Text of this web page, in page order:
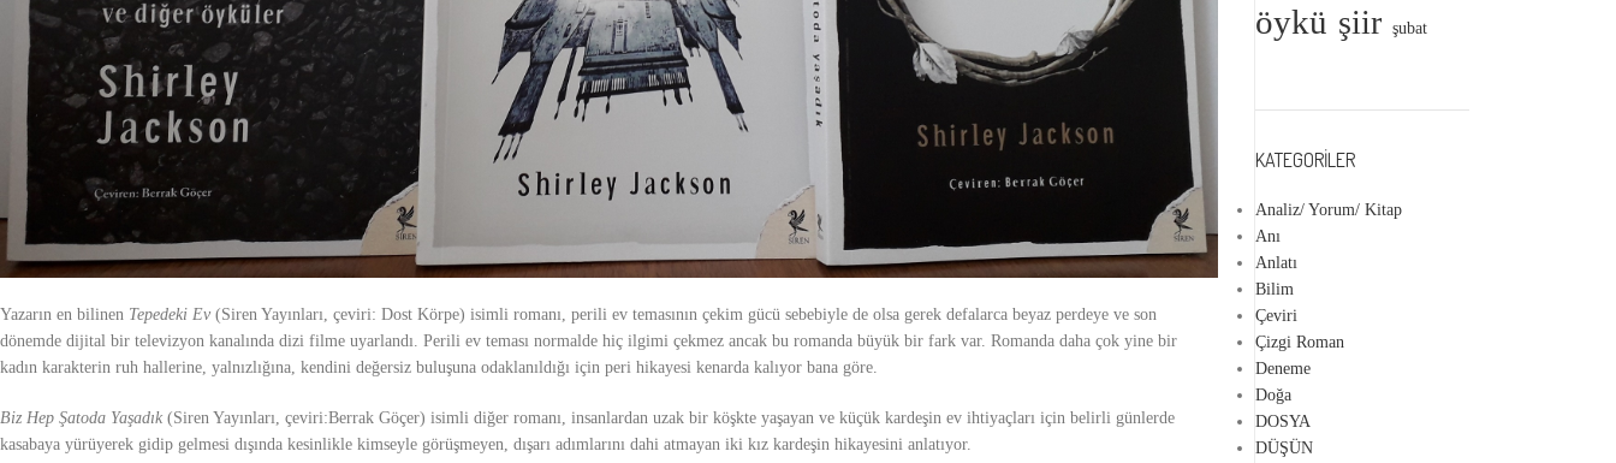
Yazarın en bilinen Tepedeki Ev (Siren Yayınları, çeviri: Dost Körpe) isimli romanı, perili ev temasının çekim gücü sebebiyle de olsa gerek defalarca beyaz perdeye ve son
dönemde dijital bir televizyon kanalında dizi filme uyarlandı. Perili ev teması normalde hiç ilgimi çekmez ancak bu romanda büyük bir fark var. Romanda daha çok yine bir
kadın karakterin ruh hallerine, yalnızlığına, kendini değersiz buluşuna odaklanıldığı için peri hikayesi kenarda kalıyor bana göre.
Biz Hep Şatoda Yaşadık (Siren Yayınları, çeviri:Berrak Göçer) isimli diğer romanı, insanlardan uzak bir köşkte yaşayan ve küçük kardeşin ev ihtiyaçları için belirli günlerde
kasabaya yürüyerek gidip gelmesi dışında kesinlikle kimseyle görüşmeyen, dışarı adımlarını dahi atmayan iki kız kardeşin hikayesini anlatıyor.
öykü şiir şubat
KATEGORILER
Analiz/ Yorum/ Kitap
Anı
Anlatı
Bilim
Çeviri
Çizgi Roman
Deneme
Doğa
DOSYA
DÜŞÜN